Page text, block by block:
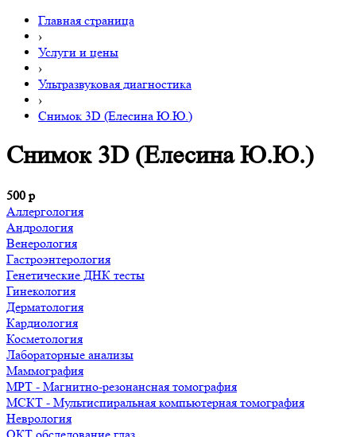
Главная страница
›
Услуги и цены
›
Ультразвуковая диагностика
›
Снимок 3D (Елесина Ю.Ю.)
Снимок 3D (Елесина Ю.Ю.)
500 р
Аллергология
Андрология
Венерология
Гастроэнтерология
Генетические ДНК тесты
Гинекология
Дерматология
Кардиология
Косметология
Лабораторные анализы
Маммография
МРТ - Магнитно-резонансная томография
МСКТ - Мультиспиральная компьютерная томография
Неврология